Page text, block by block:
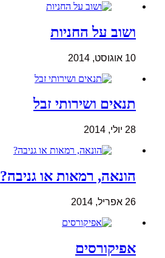
ושוב על החניות
10 אוגוסט, 2014
תנאים ושירותי זבל
28 יולי, 2014
הונאה, רמאות או גניבה?
26 אפריל, 2014
אפיקורסים